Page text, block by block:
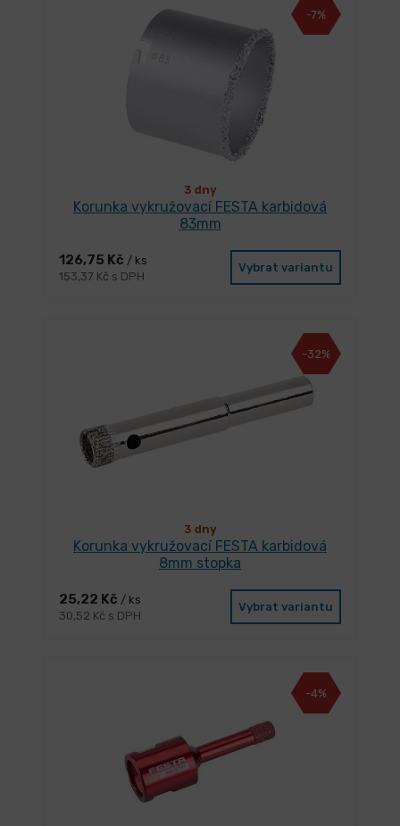
-7%
3 dny
Korunka vykružovací FESTA karbidová
83mm
126,75 Kč / ks
153,37 Kč s DPH
Vybrat variantu
-32%
3 dny
Korunka vykružovací FESTA karbidová
8mm stopka
25,22 Kč / ks
30,52 Kč s DPH
Vybrat variantu
-4%